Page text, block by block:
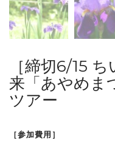
［締切6/15
来「あやめま
ツアー
［参加費用］